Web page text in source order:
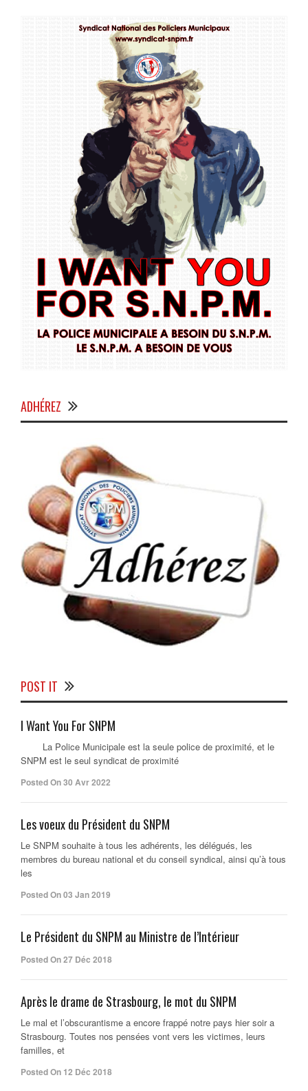
ADHÉREZ
POST IT
I Want You For SNPM
La Police Municipale est la seule police de proximité, et le
SNPM est le seul syndicat de proximité
Posted On 30 Avr 2022
Les voeux du Président du SNPM
Le SNPM souhaite à tous les adhérents, les délégués, les
membres du bureau national et du conseil syndical, ainsi qu’à tous
les
Posted On 03 Jan 2019
Le Président du SNPM au Ministre de l’Intérieur
Posted On 27 Déc 2018
Après le drame de Strasbourg, le mot du SNPM
Le mal et l’obscurantisme a encore frappé notre pays hier soir a
Strasbourg. Toutes nos pensées vont vers les victimes, leurs
familles, et
Posted On 12 Déc 2018